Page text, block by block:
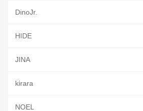
DinoJr.
HIDE
JINA
kirara
NOEL